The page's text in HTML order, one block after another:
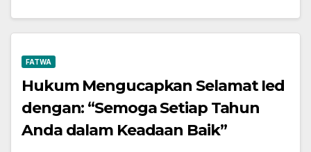
FATWA
Hukum Mengucapkan Selamat Ied
dengan: “Semoga Setiap Tahun
Anda dalam Keadaan Baik”